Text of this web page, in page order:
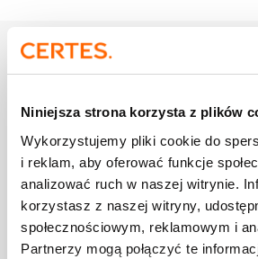
Niniejsza strona korzysta z plików
Wykorzystujemy pliki cookie do
i reklam, aby oferować funkcje
analizować ruch w naszej witrynie.
korzystasz z naszej witryny,
społecznościowym, reklamowym i
Partnerzy mogą połączyć te
Doświadczenie
Przez kilka lat zarządzał
odpowiadał za rozwój liderów
programów wspierających
rozwój kompetencji
Posiada wieloletnie
projektowaniu i realizacji
programów szkoleniowych
dla menedżerów i organizacji.